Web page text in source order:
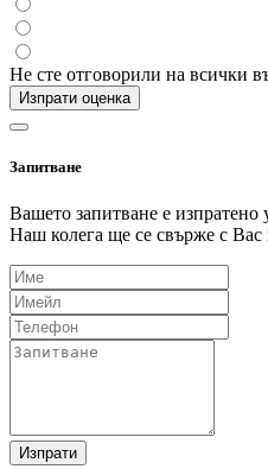
Не сте отговорили на всички
Изпрати оценка
Запитване
Вашето запитване е изпратено
Наш колега ще се свърже с
Изпрати